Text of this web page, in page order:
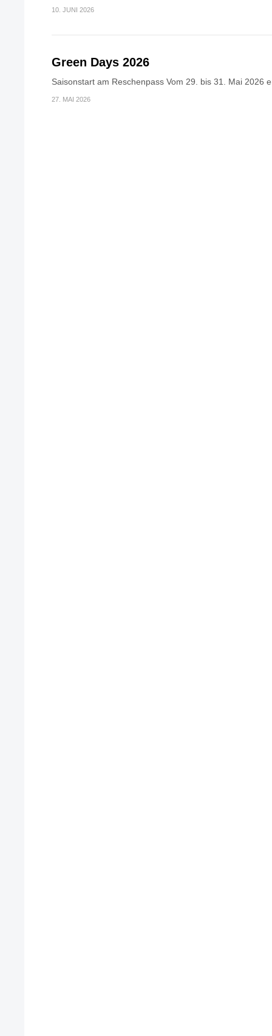
10. JUNI 2026
Green Days 2026
Saisonstart am Reschenpass Vom 29. bis 31. Mai 2026
27. MAI 2026